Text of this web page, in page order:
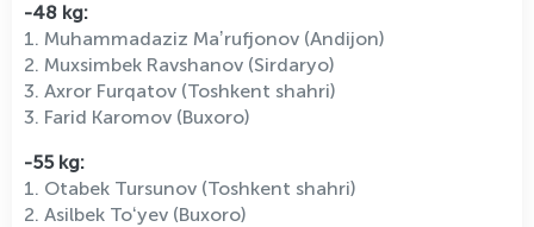
-48 kg:
1. Muhammadaziz Maʼrufjonov (Andijon)
2. Muxsimbek Ravshanov (Sirdaryo)
3. Axror Furqatov (Toshkent shahri)
3. Farid Karomov (Buxoro)
-55 kg:
1. Otabek Tursunov (Toshkent shahri)
2. Asilbek Toʻyev (Buxoro)